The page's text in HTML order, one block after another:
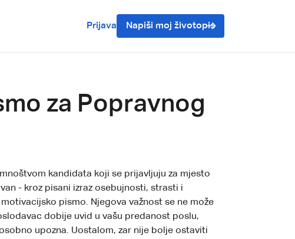
Prijava Napiši moj životopis
za Popravnog
kandidata koji se prijavljuju za mjesto
- kroz pisani izraz osebujnosti, strasti i
pismo. Njegova važnost se ne može
dobije uvid u vašu predanost poslu,
upozna. Uostalom, zar nije bolje ostaviti